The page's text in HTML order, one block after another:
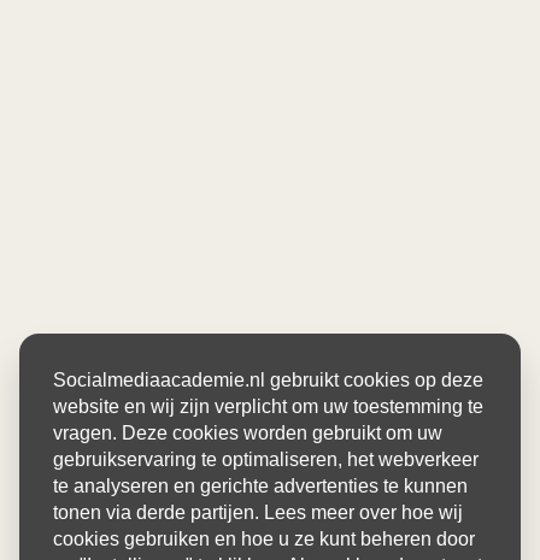
Socialmediaacademie.nl gebruikt cookies op deze
website en wij zijn verplicht om uw toestemming te
vragen. Deze cookies worden gebruikt om uw
gebruikservaring te optimaliseren, het webverkeer
te analyseren en gerichte advertenties te kunnen
tonen via derde partijen. Lees meer over hoe wij
cookies gebruiken en hoe u ze kunt beheren door